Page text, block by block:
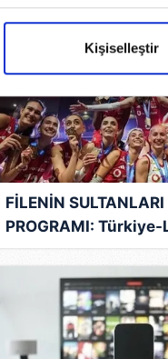
çabayı gösterdiğimizi
vermedikleri takdirde,
Sitemizde
işlenmekte olup gerekli
sitemizin daha işlevsel
sınırlı
panel vasıtasıyla
Metnimiziziyaret
uyarınca
ilgili bilgi almak için
Kişiselleştir
FİLENİN
PROGRAMI:
voleybol maçı saat
kanalda?